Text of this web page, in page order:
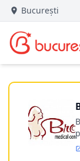
București